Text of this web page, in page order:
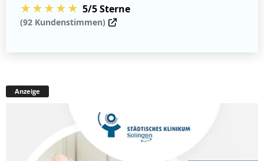
★★★★★ 5/5 Sterne
(92 Kundenstimmen)
Anzeige